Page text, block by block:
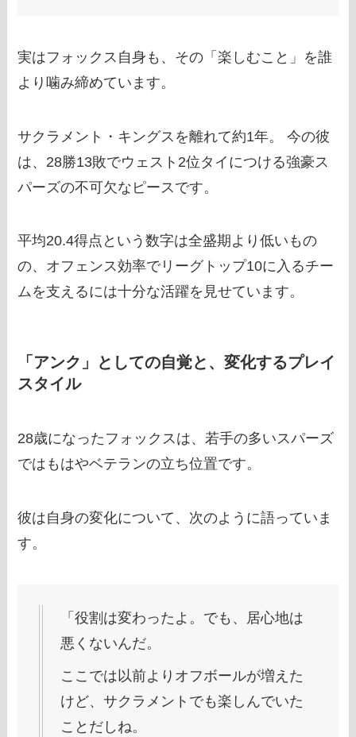
実はフォックス自身も、その「楽しむこと」を誰
より噛み締めています。
サクラメント・キングスを離れて約1年。 今の彼
は、28勝13敗でウェスト2位タイにつける強豪ス
パーズの不可欠なピースです。
平均20.4得点という数字は全盛期より低いもの
の、オフェンス効率でリーグトップ10に入るチー
ムを支えるには十分な活躍を見せています。
「アンク」としての自覚と、変化するプレイ
スタイル
28歳になったフォックスは、若手の多いスパーズ
ではもはやベテランの立ち位置です。
彼は自身の変化について、次のように語っていま
す。
「役割は変わったよ。でも、居心地は
悪くないんだ。
ここでは以前よりオフボールが増えた
けど、サクラメントでも楽しんでいた
ことだしね。